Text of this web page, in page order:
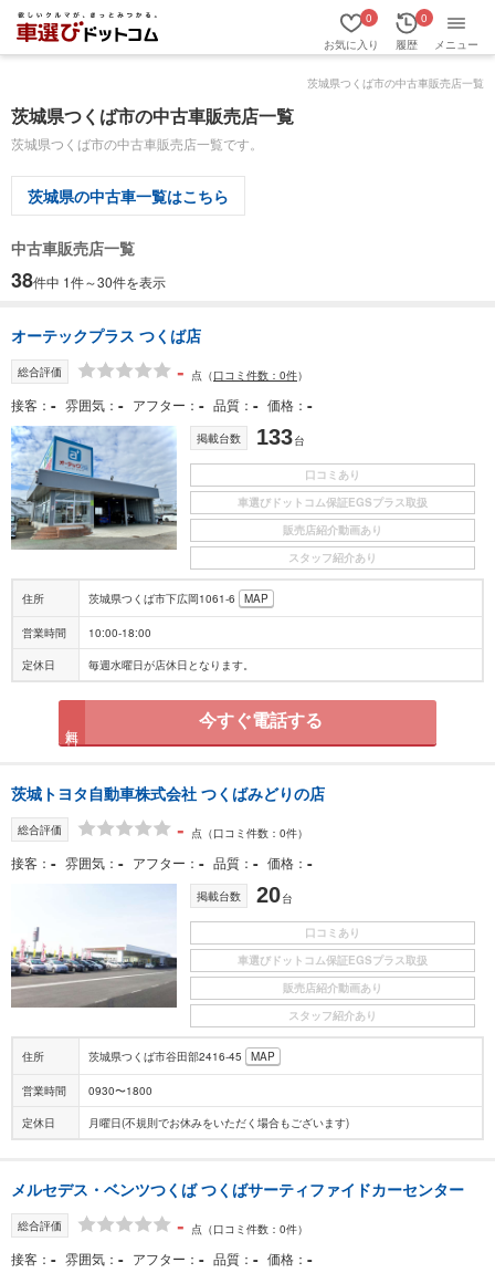
お気に入り
0
履歴
0
メニュー
茨城県つくば市の中古車販売店一覧
茨城県つくば市の中古車販売店一覧
茨城県つくば市の中古車販売店一覧です。
茨城県の中古車一覧はこちら
中古車販売店一覧
38件中 1件～30件を表示
オーテックプラス つくば店
総合評価 - 点 （口コミ件数：0件）
接客 - 雰囲気 - アフター - 品質 - 価格 -
掲載台数 133台
口コミあり
車選びドットコム保証EGSプラス取扱
販売店紹介動画あり
スタッフ紹介あり
住所 茨城県つくば市下広岡1061-6 MAP
営業時間 10:00-18:00
定休日 毎週水曜日が店休日となります。
今すぐ電話する
茨城トヨタ自動車株式会社 つくばみどりの店
総合評価 - 点 （口コミ件数：0件）
接客 - 雰囲気 - アフター - 品質 - 価格 -
掲載台数 20台
口コミあり
車選びドットコム保証EGSプラス取扱
販売店紹介動画あり
スタッフ紹介あり
住所 茨城県つくば市谷田部2416-45 MAP
営業時間 0930〜1800
定休日 月曜日(不規則でお休みをいただく場合もございます)
メルセデス・ベンツつくば つくばサーティファイドカーセンター
総合評価 - 点 （口コミ件数：0件）
接客 - 雰囲気 - アフター - 品質 - 価格 -